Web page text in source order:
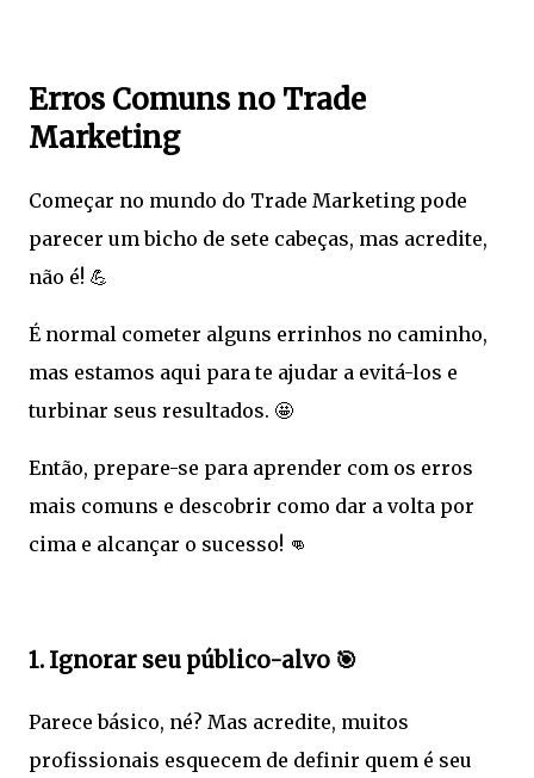
Erros Comuns no Trade
Marketing
Começar no mundo do Trade Marketing pode
parecer um bicho de sete cabeças, mas acredite,
não é! 💪
É normal cometer alguns errinhos no caminho,
mas estamos aqui para te ajudar a evitá-los e
turbinar seus resultados. 🤩
Então, prepare-se para aprender com os erros
mais comuns e descobrir como dar a volta por
cima e alcançar o sucesso! 👊
1. Ignorar seu público-alvo 🎯
Parece básico, né? Mas acredite, muitos
profissionais esquecem de definir quem é seu